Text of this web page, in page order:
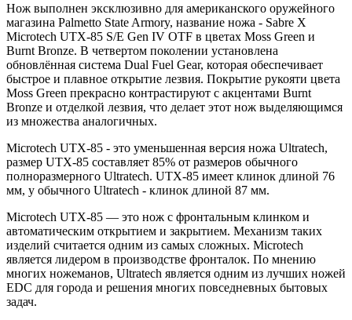
Нож выполнен эксклюзивно для американского оружейного
магазина Palmetto State Armory, название ножа - Sabre X
Microtech UTX-85 S/E Gen IV OTF в цветах Moss Green и
Burnt Bronze. В четвертом поколении установлена
обновлённая система Dual Fuel Gear, которая обеспечивает
быстрое и плавное открытие лезвия. Покрытие рукояти цвета
Moss Green прекрасно контрастируют с акцентами Burnt
Bronze и отделкой лезвия, что делает этот нож выделяющимся
из множества аналогичных.
Microtech UTX-85 - это уменьшенная версия ножа Ultratech,
размер UTX-85 составляет 85% от размеров обычного
полноразмерного Ultratech. UTX-85 имеет клинок длиной 76
мм, у обычного Ultratech - клинок длиной 87 мм.
Microtech UTX-85 — это нож с фронтальным клинком и
автоматическим открытием и закрытием. Механизм таких
изделий считается одним из самых сложных. Microtech
является лидером в производстве фронталок. По мнению
многих ножеманов, Ultratech является одним из лучших ножей
EDC для города и решения многих повседневных бытовых
задач.